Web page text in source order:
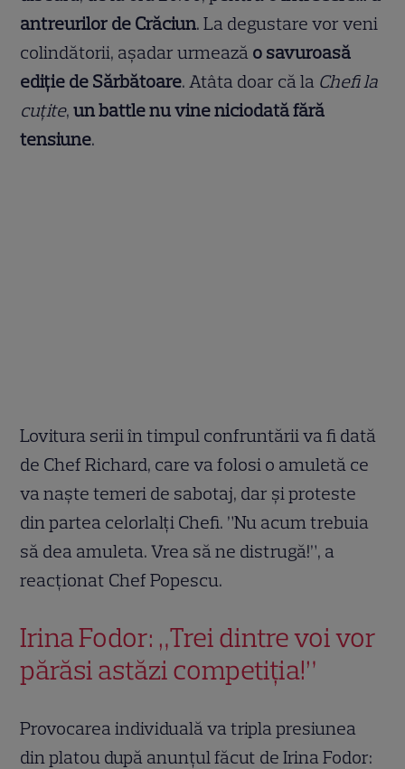
antreurilor de Crăciun. La degustare vor veni
colindătorii, așadar urmează o savuroasă
ediție de Sărbătoare. Atâta doar că la Chefi la
cuțite,un battle nu vine niciodată fără
tensiune.
Lovitura serii în timpul confruntării va fi dată
de Chef Richard, care va folosi o amuletă ce
va naște temeri de sabotaj, dar și proteste
din partea celorlalți Chefi. ”Nu acum trebuia
să dea amuleta. Vrea să ne distrugă!”, a
reacționat Chef Popescu.
Irina Fodor: „Trei dintre voi vor
părăsi astăzi competiția!”
Provocarea individuală va tripla presiunea
din platou după anunțul făcut de Irina Fodor: